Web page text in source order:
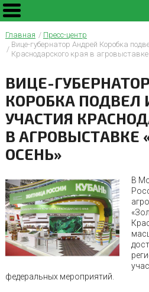
Главная
Пресс-центр
Вице-губернатор Андрей Коробка
Краснодарского края в агровыставке
ВИЦЕ-
КОРОБКА ПОДВЕЛ
УЧАСТИЯ
В АГРОВЫСТАВКЕ
ОСЕНЬ»
В
федеральных мероприятий.